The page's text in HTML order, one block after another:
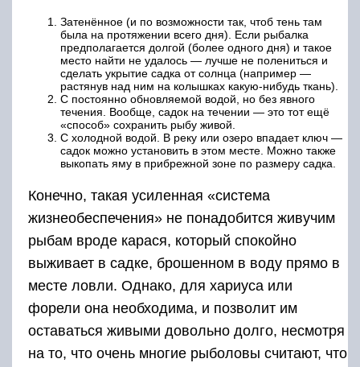
Затенённое (и по возможности так, чтоб тень там
была на протяжении всего дня). Если рыбалка
предполагается долгой (более одного дня) и такое
место найти не удалось — лучше не полениться и
сделать укрытие садка от солнца (например —
растянув над ним на колышках какую-нибудь ткань).
С постоянно обновляемой водой, но без явного
течения. Вообще, садок на течении — это тот ещё
«способ» сохранить рыбу живой.
С холодной водой. В реку или озеро впадает ключ —
садок можно установить в этом месте. Можно также
выкопать яму в прибрежной зоне по размеру садка.
Конечно, такая усиленная «система
жизнеобеспечения» не понадобится живучим
рыбам вроде карася, который спокойно
выживает в садке, брошенном в воду прямо в
месте ловли. Однако, для хариуса или
форели она необходима, и позволит им
оставаться живыми довольно долго, несмотря
на то, что очень многие рыболовы считают, что